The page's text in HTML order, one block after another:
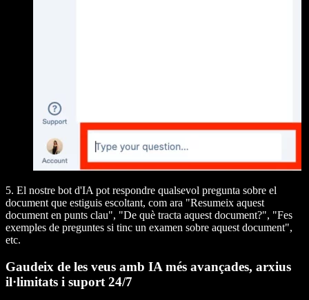
5. El nostre bot d'IA pot respondre qualsevol pregunta sobre el
document que estiguis escoltant, com ara "Resumeix aquest
document en punts clau", "De què tracta aquest document?", "Fes
exemples de preguntes si tinc un examen sobre aquest document",
etc.
Gaudeix de les veus amb IA més avançades, arxius
il·limitats i suport 24/7